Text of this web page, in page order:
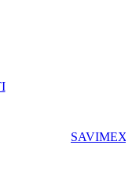
SAVIMEX